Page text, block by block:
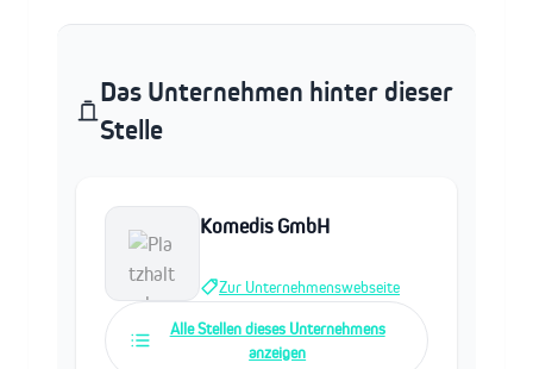
Das Unternehmen hinter dieser
Stelle
Komedis GmbH
Zur Unternehmenswebseite
Alle Stellen dieses Unternehmens
anzeigen